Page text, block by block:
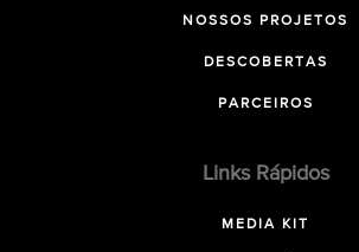
NOSSOS PROJETOS
DESCOBERTAS
PARCEIROS
Links Rápidos
MEDIA KIT